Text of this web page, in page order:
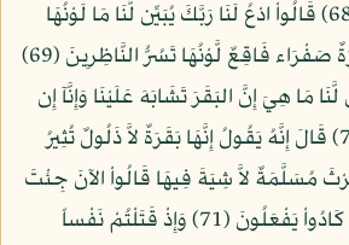
فَافْعَلُواْ مَا تُؤْمَرونَ (68) قَالُواْ ادْعُ لَنَا رَبَّكَ يُبَيِّن لَّنَا مَا لَوْنُهَا
قَالَ إِنَّهُ يَقُولُ إِنّهَا بَقَرَةٌ صَفْرَاء فَاقِعٌ لَّوْنُهَا تَسُرُّ النَّاظِرِينَ (69)
لَّنَا مَا هِيَ إِنَّ البَقَرَ تَشَابَهَ عَلَيْنَا وَإِنَّآ إِن
شَاء اللَّهُ لَمُهْتَدُونَ (70) قَالَ إِنَّهُ يَقُولُ إِنَّهَا بَقَرَةٌ لاَّ ذَلُولٌ تُثِيرُ
مُسَلَّمَةٌ لاَّ شِيَةَ فِيهَا قَالُواْ الآنَ جِئْتَ
بِالْحَقِّ فَذَبَحُوهَا وَمَا كَادُواْ يَفْعَلُونَ (71) وَإِذْ قَتَلْتُمْ نَفْساً